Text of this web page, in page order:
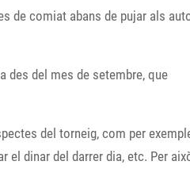
de comiat abans de pujar als
des del mes de setembre, que
del torneig, com per
el dinar del darrer dia, etc. Per